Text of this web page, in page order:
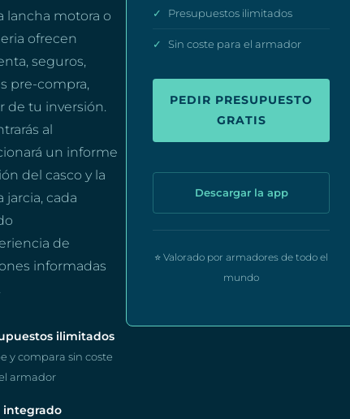
lancha motora o
ofrecen
seguros,
pre-compra,
de tu inversión.
al
un informe
del casco y la
jarcia, cada
de
informadas
ilimitados
y compara sin coste
armador
integrado
✓ Presupuestos ilimitados
✓ Sin coste para el armador
PEDIR PRESUPUESTO
GRATIS
Descargar la app
⭐ Valorado por armadores de todo el
mundo